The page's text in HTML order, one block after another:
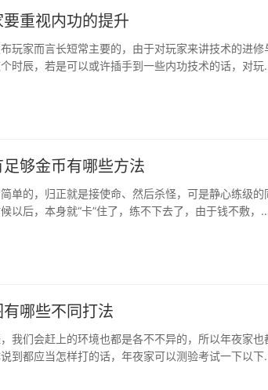
重视内功的提升
玩家而言长短常主要的，由于对玩家来讲技术的进修
时辰，若是可以或许插手到一些内功技术的话，对玩
够金币有哪些方法
单的，归正就是接使命、然后杀怪，可是静心练级的
以后，本身就“卡”住了，练不下去了，由于钱不敷，
哪些不同打法
我们会赶上的环境也都是各不不异的，所以年夜家也
到都应当怎样打的话，年夜家可以测验考试一下以下